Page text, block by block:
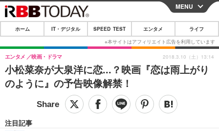
CLOSE
ホーム
IT・デジタル
IT・デジタルTOP スマートフォン
ショッピング その他
SPEED TEST
エンタメTOP 映画・ドラマ
MENU
ホーム IT・デジタル SPEED TEST エンタメ ライフ
小松菜奈が大泉洋に恋...？映画『恋は雨上がり
のように』の予告映像解禁！
エンタメ 映画・ドラマ
注目記事
2018.3.10（土）13:14